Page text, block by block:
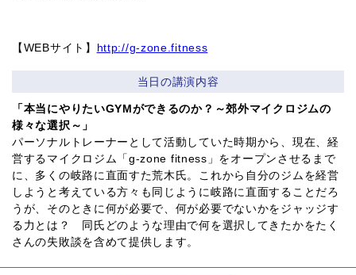
【WEBサイト】 http://g-zone.fitness
当日の講演内容
「本当にやりたいGYMができるのか？～郊外マイクロジムの
様々な選択～」
パーソナルトレーナーとして活動していた時期から、現在、経
営するマイクロジム「g-zone fitness」をオープンさせるまで
に、多くの岐路に直面すた荒木氏。これから自分のジムを経営
しようと考えている方々も同じように岐路に直面することだろ
うが、そのときに何が必要で、何が必要でないかをジャッジす
る力とは？ 同氏どのような理由で何を選択してきたかをたく
さんの失敗談を含めて提供します。